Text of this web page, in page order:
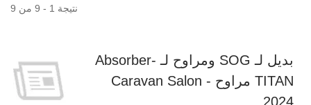
نتيجة 1 - 9 من 9
بديل لـ SOG ومراوح لـ Absorber-
TITAN مراوح - Caravan Salon
2024